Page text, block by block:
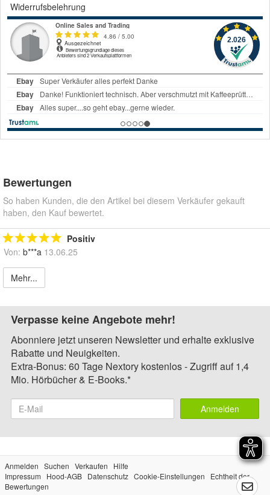
Widerrufsbelehrung
Bewertungen
So haben Kunden, die den Artikel bei diesem Verkäufer gekauft
haben, den Kauf bewertet.
Positiv
Von: b***a 13.06.25
Mehr...
Verpasse keine Angebote mehr!
Abonniere jetzt unseren Newsletter und erhalte exklusive
Rabatte und Neuigkeiten.
Extra-Bonus: 60 Tage Nextory kostenlos - Zugriff auf 1,4
Mio. Hörbücher & E-Books.*
Anmelden
Anmelden Suchen Verkaufen
Hilfe
Impressum
Hood-AGB Datenschutz Cookie-Einstellungen
Echtheit der
Bewertungen